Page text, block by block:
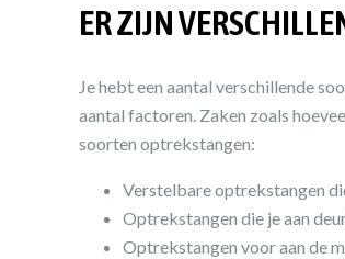
ER ZIJN
Je hebt een aantal verschillende
aantal factoren. Zaken zoals
soorten optrekstangen:
Verstelbare optrekstangen
Optrekstangen die je aan
Optrekstangen voor aan de